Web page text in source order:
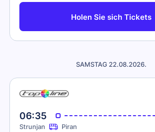
Holen Sie sich Tickets
SAMSTAG 22.08.2026.
06:35
Strunjan Piran